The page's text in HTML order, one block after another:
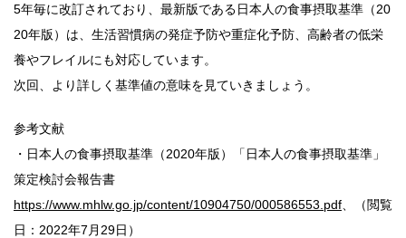
5年毎に改訂されており、最新版である日本人の食事摂取基準（20
20年版）は、生活習慣病の発症予防や重症化予防、高齢者の低栄
養やフレイルにも対応しています。
次回、より詳しく基準値の意味を見ていきましょう。
参考文献
・日本人の食事摂取基準（2020年版）「日本人の食事摂取基準」
策定検討会報告書
https://www.mhlw.go.jp/content/10904750/000586553.pdf 、（閲覧
日：2022年7月29日）